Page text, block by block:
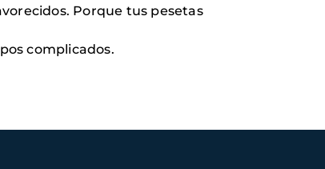
Porque tus pesetas
complicados.